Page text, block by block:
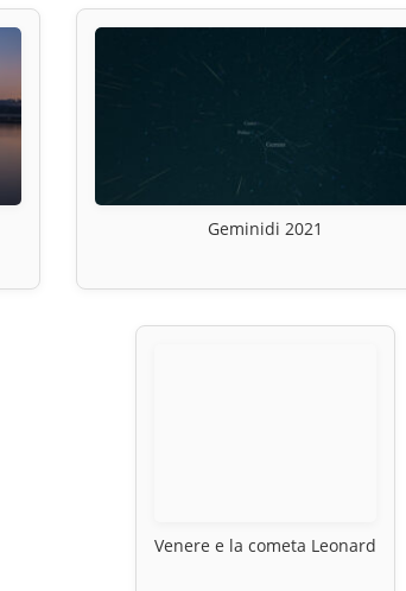
Geminidi 2021
Venere e la cometa Leonard